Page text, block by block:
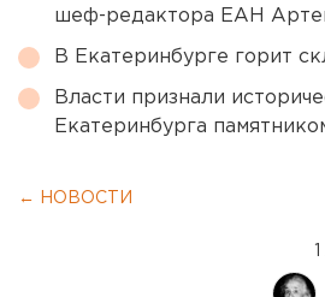
шеф-редактора ЕАН
В Екатеринбурге горит
Власти признали
Екатеринбурга
← НОВОСТИ